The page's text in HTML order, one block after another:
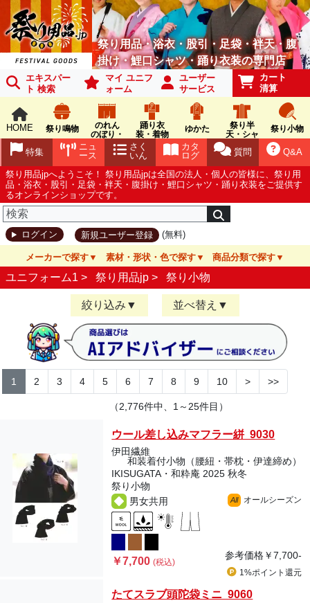
祭り用品・浴衣・股引・足袋・袢天・腹
掛け・鯉口シャツ・踊り衣装の専門店
エキスパー
ト 検索
マイ ユニフ
ォーム
ユーザー
サービス
カート
清算
HOME 祭り鳴物
のれん
のぼり・
踊り衣
装・着物
ゆかた
祭り半
天・シャ
祭り小物
Q&A
質問
カタ
ログ
さく
いん
ニュ
ース
特集
祭り用品jpへようこそ！ 祭り用品jpは全国の法人・個人の皆様に、祭り用
品・浴衣・股引・足袋・袢天・腹掛け・鯉口シャツ・踊り衣装をご提供す
るオンラインショップです。
ログイン 新規ユーザー登録 (無料)
メーカーで探す 素材・形状・色で探す 商品分類で探す
ユニフォーム1 > 祭り用品jp > 祭り小物
絞り込み 並べ替え
1 2 3 4 5 6 7 8 9 10 > >>
（2,776件中、1～25件目）
ウール差し込みマフラー絣 9030
伊田繊維
和装着付小物（腰紐・帯枕・伊達締め）
IKISUGATA・和粋庵 2025 秋冬
祭り小物
男女共用
All オールシーズン
￥7,700(税込)
参考価格￥7,700-
1%ポイント 還元
たてスラブ頭陀袋ミニ 9060